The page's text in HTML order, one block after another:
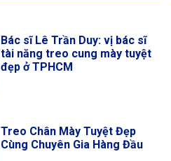
Bác sĩ Lê Trần Duy: vị bác sĩ
tài năng treo cung mày tuyệt
đẹp ở TPHCM
Treo Chân Mày Tuyệt Đẹp
Cùng Chuyên Gia Hàng Đầu